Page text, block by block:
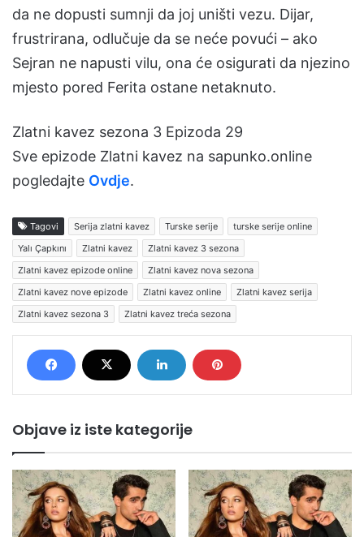
da ne dopusti sumnji da joj uništi vezu. Dijar,
frustrirana, odlučuje da se neće povući – ako
Sejran ne napusti vilu, ona će osigurati da njezino
mjesto pored Ferita ostane netaknuto.
Zlatni kavez sezona 3 Epizoda 29
Sve epizode Zlatni kavez na sapunko.online
pogledajte Ovdje.
Tagovi Serija zlatni kavez Turske serije
turske serije online
Yalı Çapkını
Zlatni kavez
Zlatni kavez 3 sezona
Zlatni kavez epizode online
Zlatni kavez nova sezona
Zlatni kavez nove epizode
Zlatni kavez online
Zlatni kavez serija
Zlatni kavez sezona 3
Zlatni kavez treća sezona
Objave iz iste kategorije